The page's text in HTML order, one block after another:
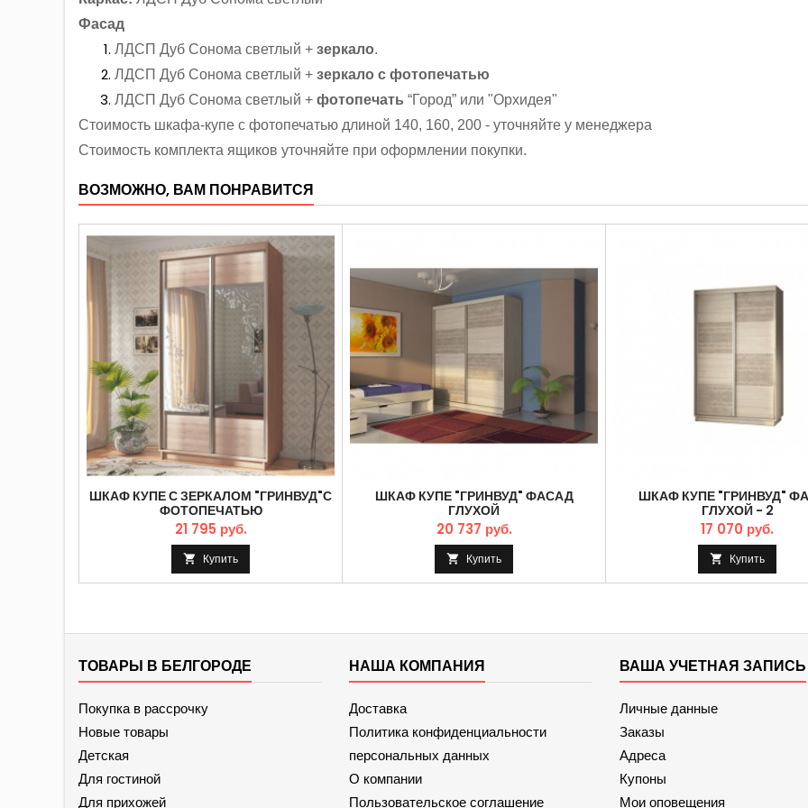
Фасад
ЛДСП Дуб Сонома светлый + зеркало.
ЛДСП Дуб Сонома светлый + зеркало с фотопечатью
ЛДСП Дуб Сонома светлый + фотопечать “Город” или "Орхидея"
Стоимость шкафа-купе с фотопечатью длиной 140, 160, 200 - уточняйте у менеджера
Стоимость комплекта ящиков уточняйте при оформлении покупки.
ВОЗМОЖНО, ВАМ ПОНРАВИТСЯ
ШКАФ КУПЕ С ЗЕРКАЛОМ "ГРИНВУД"С
ФОТОПЕЧАТЬЮ
21 795 руб.
 Купить
ШКАФ КУПЕ "ГРИНВУД" ФАСАД
ГЛУХОЙ
20 737 руб.
 Купить
ШКАФ КУПЕ "ГРИНВУД"
ГЛУХОЙ - 2
17 070 руб.
 Купить
ТОВАРЫ В БЕЛГОРОДЕ
Покупка в рассрочку
Новые товары
Детская
Для гостиной
Для прихожей
НАША КОМПАНИЯ
Доставка
Политика конфиденциальности
персональных данных
О компании
Пользовательское соглашение
ВАША УЧЕТНАЯ ЗАПИСЬ
Личные данные
Заказы
Адреса
Купоны
Мои оповещения